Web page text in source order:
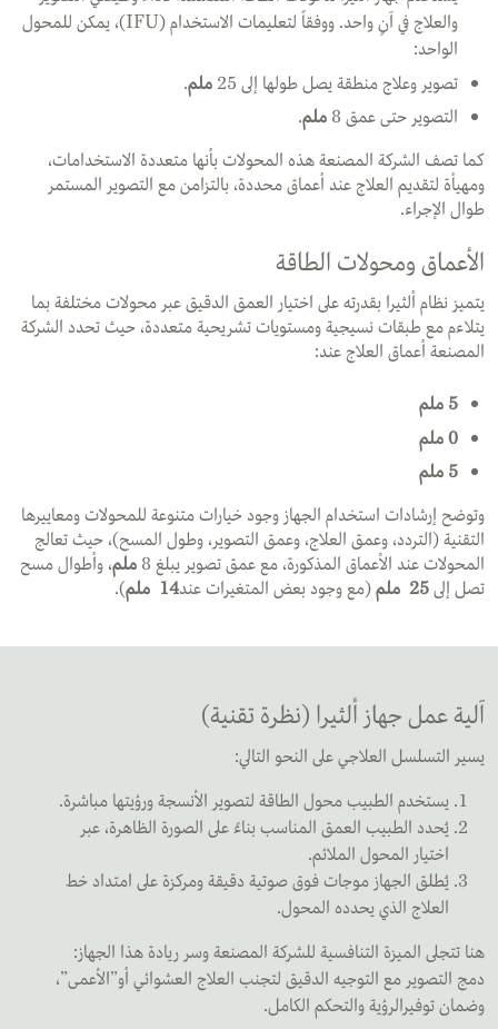
والعلاج في آنٍ واحد. ووفقاً لتعليمات الاستخدام (IFU)، يمكن للمحول
الواحد:
تصوير وعلاج منطقة يصل طولها إلى 25
ملم.
التصوير حتى عمق 8
ملم.
كما تصف الشركة المصنعة هذه المحولات بأنها متعددة الاستخدامات،
ومهيأة لتقديم العلاج عند أعماق محددة، بالتزامن مع التصوير المستمر
طوال الإجراء.
الأعماق ومحولات الطاقة
يتميز نظام ألثيرا بقدرته على اختيار العمق الدقيق عبر محولات مختلفة بما
يتلاءم مع طبقات نسيجية ومستويات تشريحية متعددة، حيث تحدد الشركة
المصنعة أعماق العلاج عند:
5 ملم
0 ملم
5 ملم
وتوضح إرشادات استخدام الجهاز وجود خيارات متنوعة للمحولات ومعاييرها
التقنية (التردد، وعمق العلاج، وعمق التصوير، وطول المسح)، حيث تعالج
المحولات عند الأعماق المذكورة، مع عمق تصوير يبلغ 8
ملم، وأطوال مسح
تصل إلى25 ملم(مع وجود بعض المتغيرات عند14 ملم).
آلية عمل جهاز ألثيرا (نظرة تقنية)
يسير التسلسل العلاجي على النحو التالي:
يستخدم الطبيب محول الطاقة لتصوير الأنسجة ورؤيتها مباشرة.
يُحدد الطبيب العمق المناسب بناءً على الصورة الظاهرة، عبر
اختيار المحول الملائم.
يُطلق الجهاز موجات فوق صوتية دقيقة ومركزة على امتداد خط
العلاج الذي يحدده المحول.
هنا تتجلى الميزة التنافسية للشركة المصنعة وسر ريادة هذا الجهاز:
دمج التصوير مع التوجيه الدقيق لتجنب العلاج العشوائي أو”الأعمى”،
وضمان توفيرالرؤية والتحكم الكامل.